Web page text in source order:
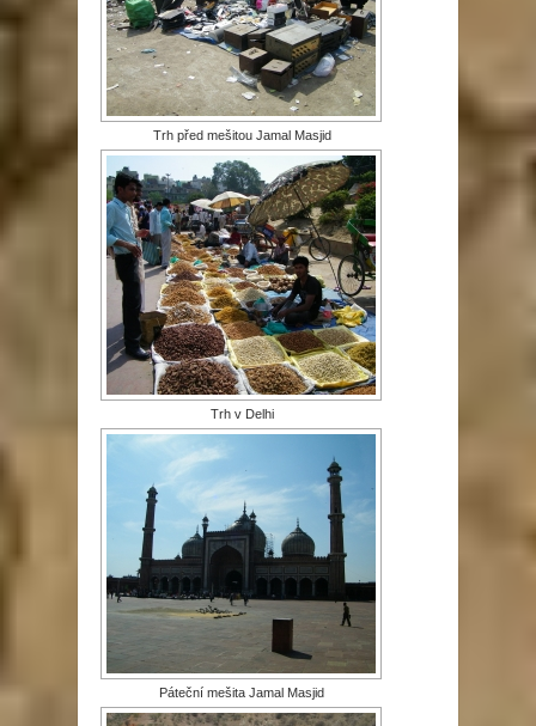
Trh před mešitou Jamal Masjid
Trh v Delhi
Páteční mešita Jamal Masjid